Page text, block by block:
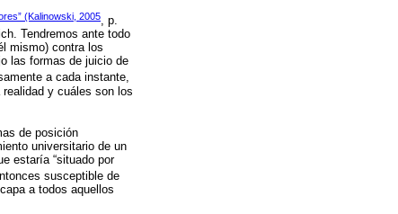
(Kalinowski, 2005, p.
Tendremos ante todo
mismo) contra los
las formas de juicio de
a cada instante,
y cuáles son los
de posición
universitario de un
estaría “situado por
susceptible de
a todos aquellos